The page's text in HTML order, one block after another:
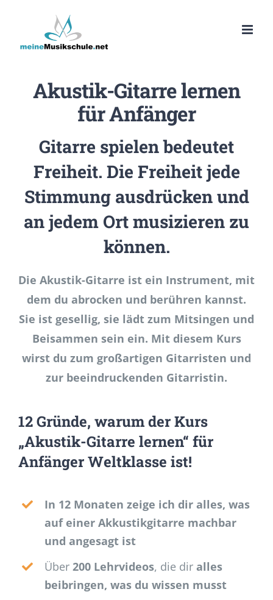
springen
Akustik-Gitarre lernen
für Anfänger
Gitarre spielen bedeutet
Freiheit. Die Freiheit jede
Stimmung ausdrücken und
an jedem Ort musizieren zu
können.
Die Akustik-Gitarre ist ein Instrument, mit
dem du abrocken und berühren kannst.
Sie ist gesellig, sie lädt zum Mitsingen und
Beisammen sein ein. Mit diesem Kurs
wirst du zum großartigen Gitarristen und
zur beeindruckenden Gitarristin.
12 Gründe, warum der Kurs
„Akustik-Gitarre lernen“ für
Anfänger Weltklasse ist!
In 12 Monaten zeige ich dir alles, was
auf einer Akkustikgitarre machbar
und angesagt ist
Über200 Lehrvideos, die diralles
beibringen, was du wissen musst